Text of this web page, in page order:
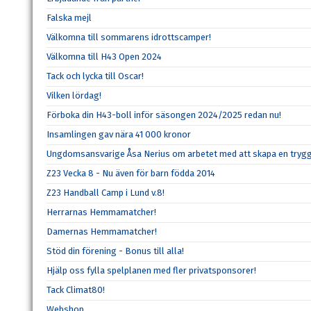
Falska mejl
Välkomna till sommarens idrottscamper!
Välkomna till H43 Open 2024
Tack och lycka till Oscar!
Vilken lördag!
Förboka din H43-boll inför säsongen 2024/2025 redan nu!
Insamlingen gav nära 41 000 kronor
Ungdomsansvarige Åsa Nerius om arbetet med att skapa en
Z23 Vecka 8 - Nu även för barn födda 2014
Z23 Handball Camp i Lund v.8!
Herrarnas Hemmamatcher!
Damernas Hemmamatcher!
Stöd din förening - Bonus till alla!
Hjälp oss fylla spelplanen med fler privatsponsorer!
Tack Climat80!